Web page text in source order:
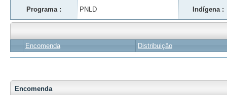
Programa : PNLD Indígena :
Encomenda Distribuição
Encomenda